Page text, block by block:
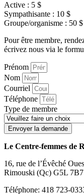
Active : 5 $
Sympathisante : 10 $
Groupe/organisme : 50 $
Pour être membre,
écrivez nous via le
Prénom
Nom
Courriel
Téléphone
Type de membre
Envoyer la demande
Le Centre-femmes de
16, rue de l’Évêché
Rimouski (Qc) G5L 7B7
Téléphone: 418 723-